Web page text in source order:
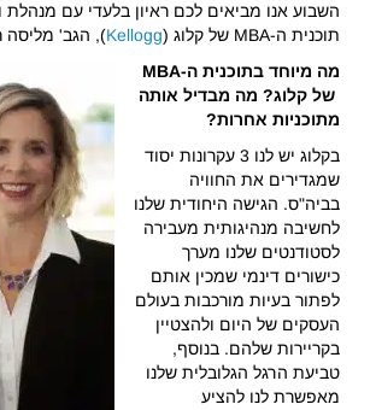
השבוע אנו מביאים לכם ראיון בלעדי עם
תוכנית ה-MBA של קלוג (
Kellogg), הגב' מליסה
מה מיוחד בתוכנית ה-MBA
של קלוג? מה מבדיל אותה
מתוכניות אחרות?
בקלוג יש לנו 3 עקרונות יסוד
שמגדירים את החוויה
בביה"ס. הגישה היחודית שלנו
לחשיבה מנהיגותית מעבירה
לסטודנטים שלנו מערך
כישורים דינמי שמכין אותם
לפתור בעיות מורכבות בעולם
העסקים של היום ולהצטיין
בקריירות שלהם. בנוסף,
טביעת הרגל הגלובלית שלנו
מאפשרת לנו להציע